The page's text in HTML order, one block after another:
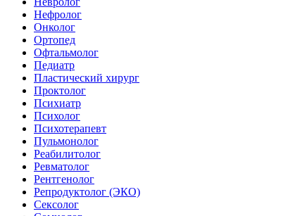
Нефролог
Онколог
Ортопед
Офтальмолог
Педиатр
Пластический хирург
Проктолог
Психиатр
Психолог
Психотерапевт
Пульмонолог
Реабилитолог
Ревматолог
Рентгенолог
Репродуктолог (ЭКО)
Сексолог